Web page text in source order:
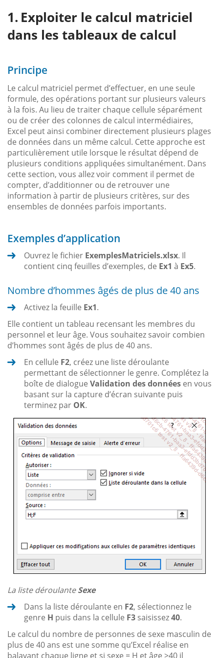
Exploiter le calcul matriciel
dans les tableaux de calcul
Principe
Le calcul matriciel permet d’effectuer, en une seule
formule, des opérations portant sur plusieurs valeurs
à la fois. Au lieu de traiter chaque cellule séparément
ou de créer des colonnes de calcul intermédiaires,
Excel peut ainsi combiner directement plusieurs plages
de données dans un même calcul. Cette approche est
particulièrement utile lorsque le résultat dépend de
plusieurs conditions appliquées simultanément. Dans
cette section, vous allez voir comment il permet de
compter, d’additionner ou de retrouver une
information à partir de plusieurs critères, sur des
ensembles de données parfois importants.
Exemples d’application
Ouvrez le fichier ExemplesMatriciels.xlsx. Il
contient cinq feuilles d’exemples, de Ex1 à Ex5.
Nombre d’hommes âgés de plus de 40 ans
Activez la feuille Ex1.
Elle contient un tableau recensant les membres du
personnel et leur âge. Vous souhaitez savoir combien
d’hommes sont âgés de plus de 40 ans.
En cellule F2, créez une liste déroulante
permettant de sélectionner le genre. Complétez la
boîte de dialogue Validation des données en vous
basant sur la capture d’écran suivante puis
terminez par OK.
La liste déroulanteSexe
Dans la liste déroulante en F2, sélectionnez le
genre H puis dans la cellule F3 saisissez40.
Le calcul du nombre de personnes de sexe masculin de
plus de 40 ans est une somme qu’Excel réalise en
balayant chaque ligne et si sexe = H et âge >40 il